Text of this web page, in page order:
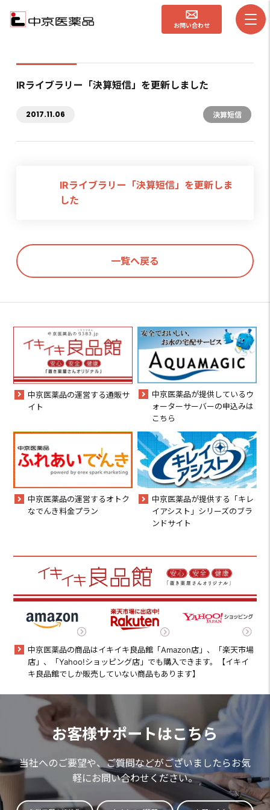
お問い合わせ
IRライブラリー「決算短信」を更新しました
2017.11.06 決算短信
IRライブラリー「決算短信」を更新しま
した
一覧へ戻る
中京医薬品の運営する通販サ
イト
中京医薬品が提供しているウ
ォーターサーバーの申込みは
こちら
中京医薬品の運営するオトク
なでんき料金プラン
中京医薬品が提供する「キレ
イアシスト」シリーズのブラ
ンドサイト
中京医薬品の商品はイキイキ良品館「Amazon店」、「楽天市場
店」、「Yahoo!ショッピング店」でも購入できます。【イキイ
キ良品館でしか販売していない商品もあります】
お客様サポートはこちら
当社へのご要望や、ご質問などがございましたらお気
軽にお問い合わせください。